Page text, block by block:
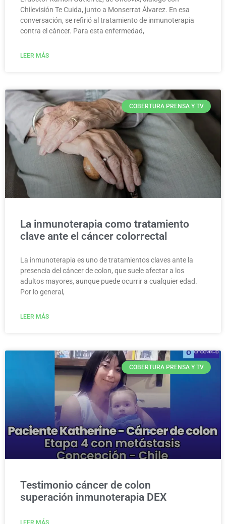
Chilevisión Te Cuida, junto a Monserrat Álvarez. En esa
conversación, se refirió al tratamiento de inmunoterapia
contra el cáncer. Para esta enfermedad,
LEER MÁS
COBERTURA PRENSA Y TV
La inmunoterapia como tratamiento
clave ante el cáncer colorrectal
La inmunoterapia es uno de tratamientos claves ante la
presencia del cáncer de colon, que suele afectar a los
adultos mayores, aunque puede ocurrir a cualquier edad.
Por lo general,
LEER MÁS
COBERTURA PRENSA Y TV
Testimonio cáncer de colon
superación inmunoterapia DEX
LEER MÁS